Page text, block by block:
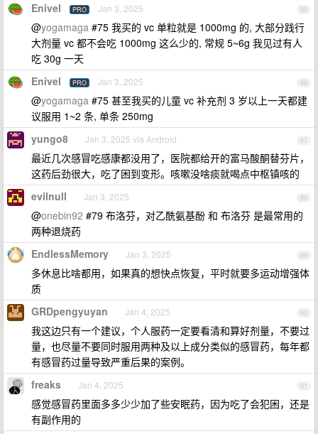
85
Enivel PRO Jan 3, 2025
@yogamaga #75 我买的 vc 单粒就是 1000mg 的, 大部分践行
大剂量 vc 都不会吃 1000mg 这么少的, 常规 5~6g 我见过有人
吃 30g 一天
86
Enivel PRO Jan 3, 2025
@yogamaga #75 甚至我买的儿童 vc 补充剂 3 岁以上一天都建
议服用 1~2 条, 单条 250mg
87
yungo8 Jan 3, 2025 via Android
最近几次感冒吃感康都没用了，医院都给开的富马酸酮替芬片，
这药后劲很大，吃了困到变形。咳嗽没啥痰就喝点中枢镇咳的
88
evilnull Jan 3, 2025
@onebin92 #79 布洛芬，对乙酰氨基酚 和 布洛芬 是最常用的
两种退烧药
89
EndlessMemory Jan 3, 2025
多休息比啥都用，如果真的想快点恢复，平时就要多运动增强体
质
90
GRDpengyuyan Jan 4, 2025
我这边只有一个建议，个人服药一定要看清和算好剂量，不要过
量，也尽量不要同时服用两种及以上成分类似的感冒药，每年都
有感冒药过量导致严重后果的案例。
91
freaks Jan 4, 2025
感觉感冒药里面多多少少加了些安眠药，因为吃了会犯困，还是
有副作用的